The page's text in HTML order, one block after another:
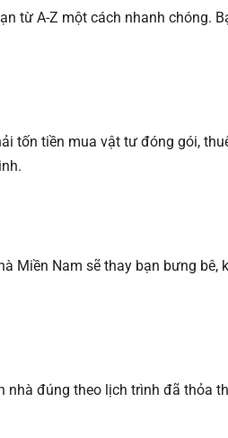
từ A-Z một cách nhanh chóng.
tốn tiền mua vật tư đóng gói,
Miền Nam sẽ thay bạn bưng
đúng theo lịch trình đã thỏa